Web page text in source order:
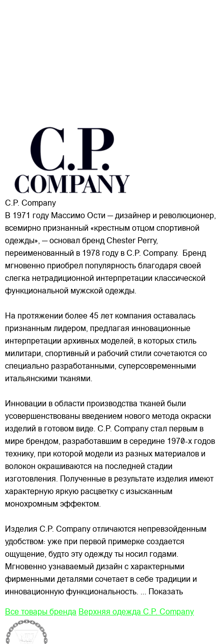
C.P. Company
В 1971 году Массимо Ости — дизайнер и революционер,
всемирно признанный «крестным отцом спортивной
одежды», — основал бренд Chester Perry,
переименованный в 1978 году в C.P. Company. Бренд
мгновенно приобрел популярность благодаря своей
слегка нетрадиционной интерпретации классической
функциональной мужской одежды.
На протяжении более 45 лет компания оставалась
признанным лидером, предлагая инновационные
интерпретации архивных моделей, в которых стиль
милитари, спортивный и рабочий стили сочетаются со
специально разработанными, суперсовременными
итальянскими тканями.
Инновации в области производства тканей были
усовершенствованы введением нового метода окраски
изделий в готовом виде. C.P. Company стал первым в
мире брендом, разработавшим в середине 1970-х годов
технику, при которой модели из разных материалов и
волокон окрашиваются на последней стадии
изготовления. Полученные в результате изделия имеют
характерную яркую расцветку с изысканным
монохромным эффектом.
Изделия C.P. Company отличаются непревзойденным
удобством: уже при первой примерке создается
ощущение, будто эту одежду ты носил годами.
Мгновенно узнаваемый дизайн с характерными
фирменными деталями сочетает в себе традиции и
инновационную функциональность. ... Показать
Все товары бренда Верхняя одежда C.P. Company